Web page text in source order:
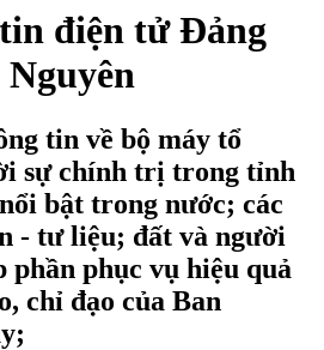
điện tử Đảng
tin về bộ máy tổ
sự chính trị trong tỉnh
bật trong nước; các
- tư liệu; đất và người
phần phục vụ hiệu quả
chỉ đạo của Ban